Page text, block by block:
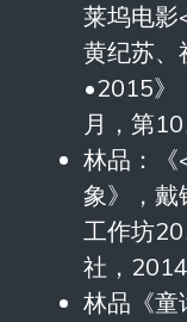
莱坞电影
黄纪苏、
•2015》
月，第
林品：《
象》，戴
工作坊
社，
林品《